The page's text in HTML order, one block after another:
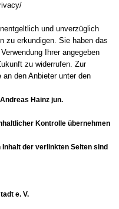
und unverzüglich
zu erkundigen. Sie haben das
Ihrer angegeben
zu widerrufen. Zur
den Anbieter unter den
Hainz jun.
Kontrolle übernehmen
der verlinkten Seiten sind
e. V.